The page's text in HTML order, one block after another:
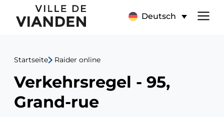
Verkehrsregel
95,
Grand-
rue
Deutsch
Hauptnavigationsmenü
Startseite Raider online
Verkehrsregel - 95,
Grand-rue